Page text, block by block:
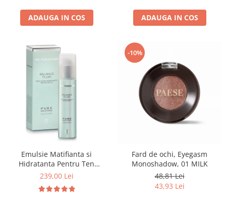
ADAUGA IN COS ADAUGA IN COS
Emulsie Matifianta si
Hidratanta Pentru Ten
Gras/Uleios 50ml - Balance
Vassari
239,00 Lei
-10%
Fard de ochi, Eyegasm
Monoshadow, 01 MILK
48,81 Lei
43,93 Lei